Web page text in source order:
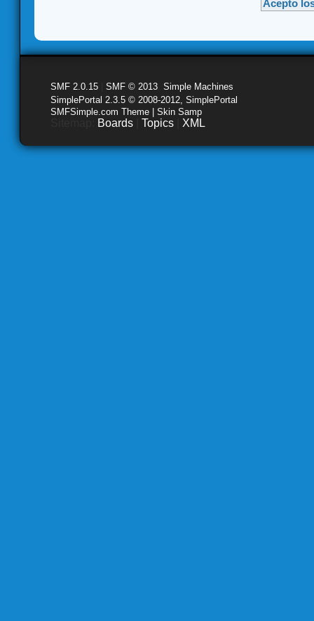
SMF 2.0.15 SMF © 2013 Simple Machines
SimplePortal 2.3.5 © 2008-2012, SimplePortal
SMFSimple.com Theme | Skin Samp
Boards Topics XML